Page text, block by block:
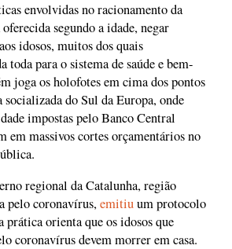
envolvidas no racionamento da
segundo a idade, negar
idosos, muitos dos quais
para o sistema de saúde e bem-
joga os holofotes em cima dos pontos
do Sul da Europa, onde
impostas pelo Banco Central
em massivos cortes orçamentários no
regional da Catalunha, região
pelo coronavírus,emitiuum protocolo
prática orienta que os idosos que
coronavírus devem morrer em casa.